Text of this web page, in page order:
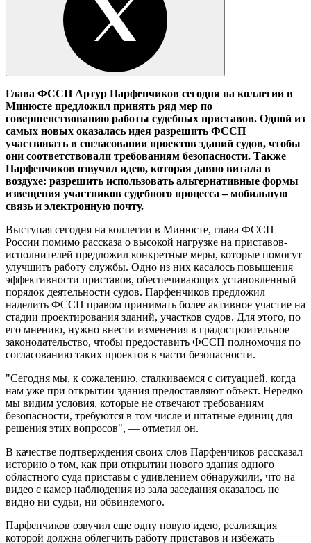
Глава ФССП Артур Парфенчиков сегодня на коллегии в
Минюсте предложил принять ряд мер по
совершенствованию работы судебных приставов. Одной из
самых новых оказалась идея разрешить ФССП
участвовать в согласовании проектов зданий судов, чтобы
они соответствовали требованиям безопасности. Также
Парфенчиков озвучил идею, которая давно витала в
воздухе: разрешить использовать альтернативные формы
извещения участников судебного процесса – мобильную
связь и электронную почту.
Выступая сегодня на коллегии в Минюсте, глава ФССП
России помимо рассказа о высокой нагрузке на приставов-
исполнителей предложил конкретные меры, которые помогут
улучшить работу службы. Одно из них касалось повышения
эффективности приставов, обеспечивающих установленный
порядок деятельности судов. Парфенчиков предложил
наделить ФССП правом принимать более активное участие на
стадии проектирования зданий, участков судов. Для этого, по
его мнению, нужно внести изменения в градостроительное
законодательство, чтобы предоставить ФССП полномочия по
согласованию таких проектов в части безопасности.
"Сегодня мы, к сожалению, сталкиваемся с ситуацией, когда
нам уже при открытии здания предоставляют объект. Нередко
мы видим условия, которые не отвечают требованиям
безопасности, требуются в том числе и штатные единиц для
решения этих вопросов", — отметил он.
В качестве подтверждения своих слов Парфенчиков рассказал
историю о том, как при открытии нового здания одного
областного суда приставы с удивлением обнаружили, что на
видео с камер наблюдения из зала заседания оказалось не
видно ни судьи, ни обвиняемого.
Парфенчиков озвучил еще одну новую идею, реализация
которой должна облегчить работу приставов и избежать